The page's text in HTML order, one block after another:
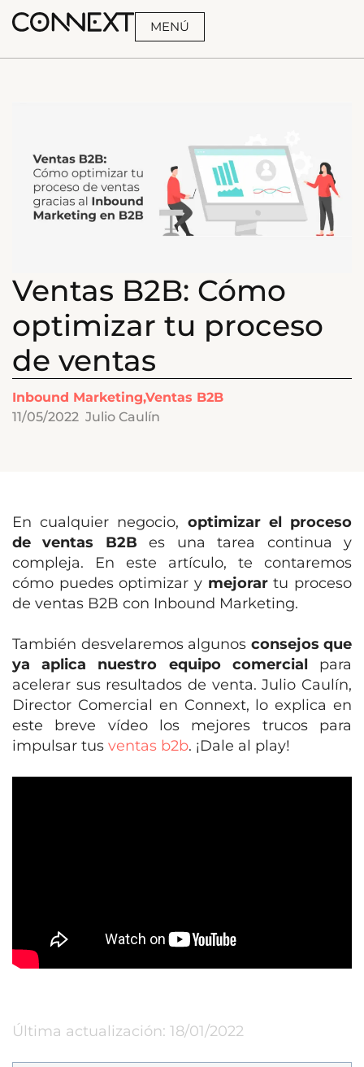
MENÚ
Ventas B2B: Cómo
optimizar tu proceso
de ventas
Inbound Marketing,Ventas B2B
11/05/2022 Julio Caulín
En cualquier negocio, optimizar el proceso
de ventas B2B es una tarea continua y
compleja. En este artículo, te contaremos
cómo puedesoptimizar y mejorartu proceso
de ventas B2B con Inbound Marketing.
También desvelaremos algunos consejos que
ya aplica nuestro equipo comercial para
acelerar sus resultados de venta. Julio Caulín,
Director Comercial en Connext, lo explica en
este breve vídeo los mejores trucos para
impulsar tus ventas b2b. ¡Dale al play!
Última actualización: 18/01/2022